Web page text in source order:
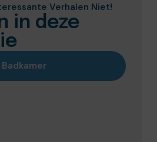
Verhalen Niet!
in deze
Badkamer